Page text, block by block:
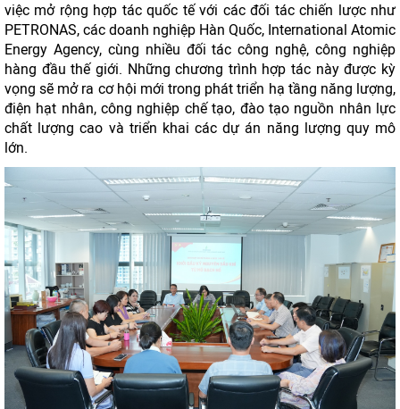
việc mở rộng hợp tác quốc tế với các đối tác chiến lược như
PETRONAS, các doanh nghiệp Hàn Quốc, International Atomic
Energy Agency, cùng nhiều đối tác công nghệ, công nghiệp
hàng đầu thế giới. Những chương trình hợp tác này được kỳ
vọng sẽ mở ra cơ hội mới trong phát triển hạ tầng năng lượng,
điện hạt nhân, công nghiệp chế tạo, đào tạo nguồn nhân lực
chất lượng cao và triển khai các dự án năng lượng quy mô
lớn.